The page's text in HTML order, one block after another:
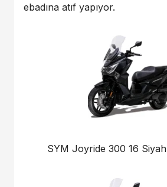
ebadına atıf yapıyor.
SYM Joyride 300 16 Siyah